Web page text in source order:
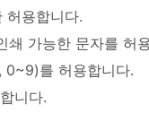
용합니다.
쇄 가능한 문자를 허
를 허용합니다.
니다.